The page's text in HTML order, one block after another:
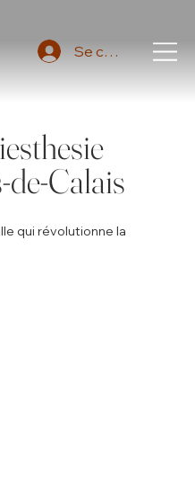
Se connecter
de-Calais
qui révolutionne la